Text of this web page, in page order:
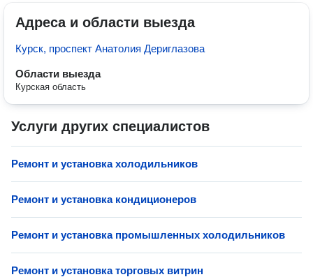
Адреса и области выезда
Курск, проспект Анатолия Дериглазова
Области выезда
Курская область
Услуги других специалистов
Ремонт и установка холодильников
Ремонт и установка кондиционеров
Ремонт и установка промышленных холодильников
Ремонт и установка торговых витрин